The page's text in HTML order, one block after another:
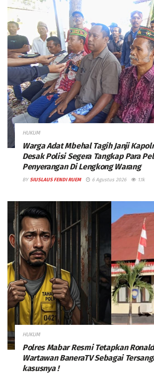
HUKUM
Warga Adat Mbehal Tagih Janji
Desak Polisi Segera Tangkap Para
Penyerangan Di Lengkong Warang
BY SIUSLAUS FENDI RUEM 6 Agustus 2026 1.1k
HUKUM
Polres Mabar Resmi Tetapkan
Wartawan BaneraTV Sebagai
kasusnya !